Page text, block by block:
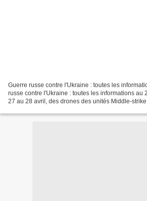
Guerre russe contre l'Ukraine : toutes les
russe contre l'Ukraine : toutes les informations au
27 au 28 avril, des drones des unités Middle-